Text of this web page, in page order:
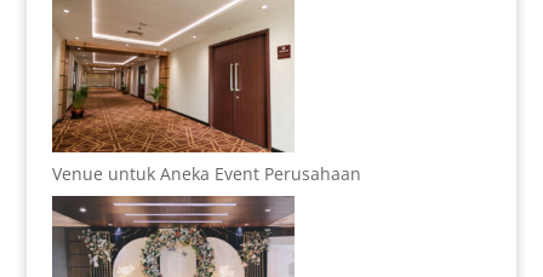
Venue untuk Aneka Event Perusahaan